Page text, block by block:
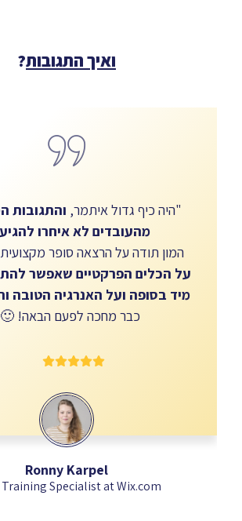
ואיך התגובות?
Ronny Karpel​
Training Specialist at Wix.com
"היה כיף גדול איתמר, והתגובות
מהעובדים לא איחרו להגיע
המון תודה על הרצאה סופר מקצועית
על הכלים הפרקטיים שאפשר
מיד בסופה ועל האנרגיה הטובה
כבר מחכה לפעם הבאה!